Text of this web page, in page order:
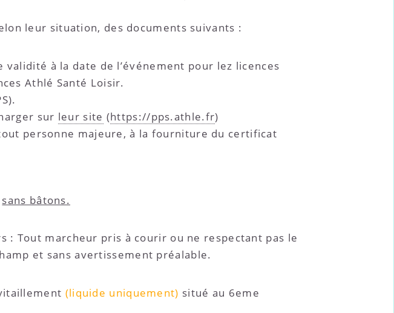
leur situation, des documents suivants :
à la date de l’événement pour lez licences
Athlé Santé Loisir.
sur leur site (https://pps.athle.fr)
personne majeure, à la fourniture du certificat
sans bâtons.
: Tout marcheur pris à courir ou ne respectant pas le
et sans avertissement préalable.
(liquide uniquement) situé au 6eme